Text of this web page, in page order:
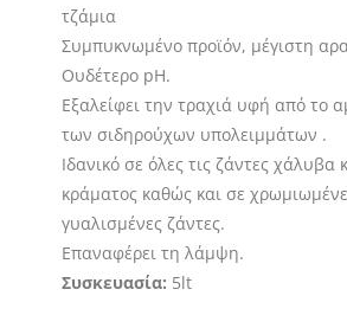
τζάμια
Συμπυκνωμένο προϊόν, μέγιστη
Ουδέτερο pH.
Εξαλείφει την τραχιά υφή από το
των σιδηρούχων υπολειμμάτων .
Ιδανικό σε όλες τις ζάντες χάλυβα
κράματος καθώς και σε
γυαλισμένες ζάντες.
Επαναφέρει τη λάμψη.
Συσκευασία: 5lt